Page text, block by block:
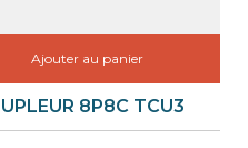
Ajouter au panier
8P8C TCU3